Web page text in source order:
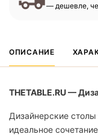
— дешевле,
ОПИСАНИЕ
THETABLE.RU —
Дизайнерские столы
идеальное